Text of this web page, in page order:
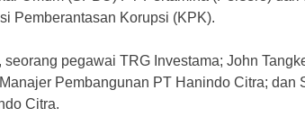
Pemberantasan Korupsi (KPK).
pegawai TRG Investama; John
Pembangunan PT Hanindo Citra; dan
Citra.